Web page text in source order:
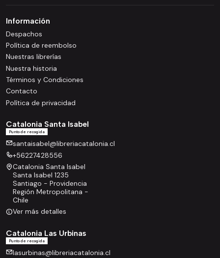
Información
Despachos
Política de reembolso
Nuestras librerías
Nuestra historia
Términos y Condiciones
Contacto
Política de privacidad
Catalonia Santa Isabel
Punto de recogida
santaisabel@libreriacatalonia.cl
+56227428556
Catalonia Santa Isabel
Santa Isabel 1235
Santiago - Providencia
Región Metropolitana -
Chile
Ver más detalles
Catalonia Las Urbinas
Punto de recogida
lasurbinas@libreriacatalonia.cl